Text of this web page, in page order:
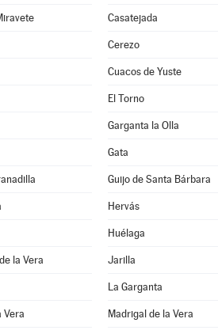
Casatejada
Cerezo
Cuacos de Yuste
El Torno
Garganta la Olla
Gata
Guijo de Santa Bárbara
Hervás
Huélaga
la Vera Jarilla
La Garganta
Vera Madrigal de la Vera